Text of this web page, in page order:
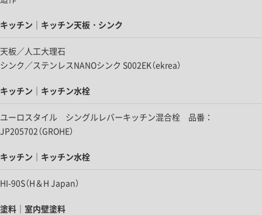
キッチン｜キッチン天板・シンク
天板／人工大理石
シンク／ステンレスNANOシンク S002EK（ekrea）
キッチン｜キッチン水栓
ユーロスタイル シングルレバーキッチン混合栓 品番：
JP205702（GROHE）
キッチン｜キッチン水栓
HI-90S（H＆H Japan）
塗料｜室内壁塗料